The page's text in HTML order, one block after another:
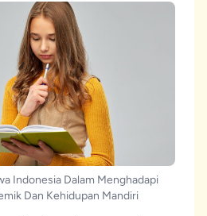
Indonesia Dalam Menghadapi
Dan Kehidupan Mandiri